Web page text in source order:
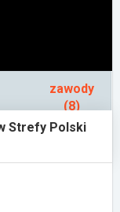
zawody
(8)
Strefy Polski